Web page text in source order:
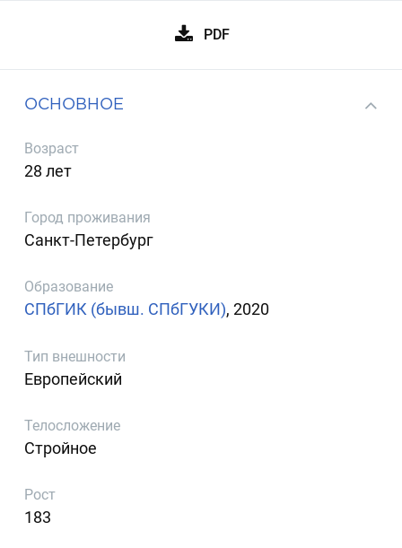
PDF
ОСНОВНОЕ
Возраст
28 лет
Город проживания
Санкт-Петербург
Образование
СПбГИК (бывш. СПбГУКИ), 2020
Тип внешности
Европейский
Телосложение
Стройное
Рост
183